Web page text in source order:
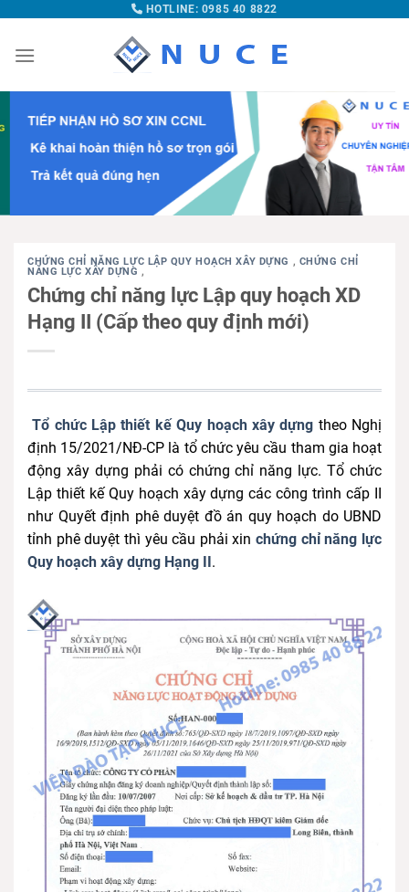
HOTLINE: 0985 40 8822
CHỨNG CHỈ NĂNG LỰC LẬP QUY HOẠCH XÂY DỰNG , CHỨNG CHỈ
NĂNG LỰC XÂY DỰNG,
Chứng chỉ năng lực Lập quy hoạch XD
Hạng II (Cấp theo quy định mới)
Tổ chức Lập thiết kế Quy hoạch xây dựng theo Nghị
định 15/2021/NĐ-CP là tổ chức yêu cầu tham gia hoạt
động xây dựng phải có chứng chỉ năng lực. Tổ chức
Lập thiết kế Quy hoạch xây dựng các công trình cấp II
như Quyết định phê duyệt đồ án quy hoạch do UBND
tỉnh phê duyệt thì yêu cầu phải xinchứng chỉ năng lực
Quy hoạch xây dựng Hạng II.